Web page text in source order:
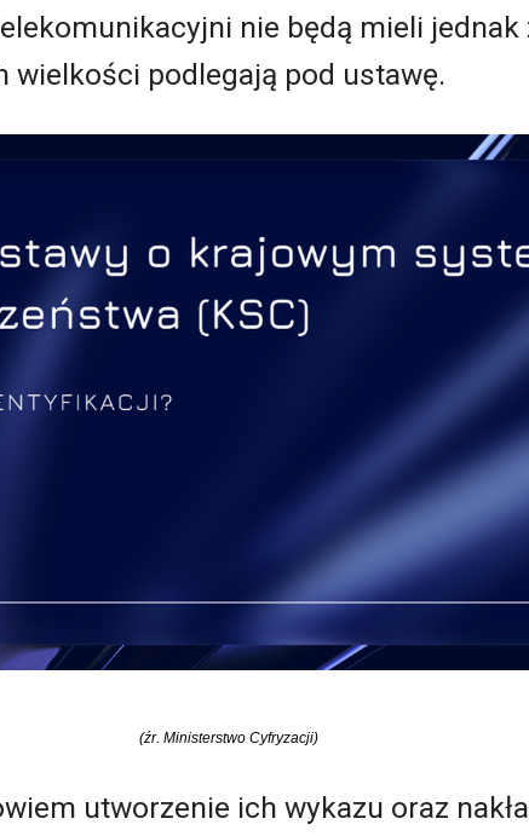
nie będą mieli jednak
wielkości podlegają pod ustawę.
(źr. Ministerstwo Cyfryzacji)
utworzenie ich wykazu oraz